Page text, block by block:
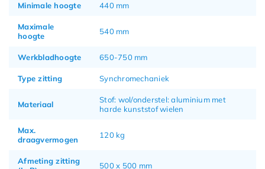
Minimale hoogte 440 mm
Maximale
hoogte
540 mm
Werkbladhoogte 650-750 mm
Type zitting Synchromechaniek
Materiaal
Stof: wol/onderstel: aluminium met
harde kunststof wielen
Max.
draagvermogen
120 kg
Afmeting zitting
500 x 500 mm